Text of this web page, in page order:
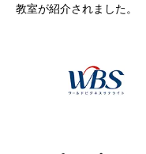
教室が紹介されました。